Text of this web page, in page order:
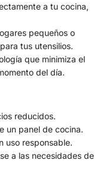
a tu cocina,
pequeños o
tus utensilios.
que minimiza el
del día.
reducidos.
un panel de cocina.
uso responsable.
a las necesidades de